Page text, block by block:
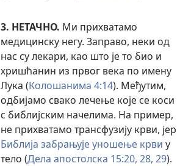
3. НЕТАЧНО. Ми прихватамо
медицинску негу. Заправо, неки од
нас су лекари, као што је то био и
хришћанин из првог века по имену
Лука (Колошанима 4:14). Међутим,
одбијамо свако лечење које се коси
с библијским начелима. На пример,
не прихватамо трансфузију крви, јер
Библија забрањује уношење крви у
тело (Дела апостолска 15:20, 28, 29).